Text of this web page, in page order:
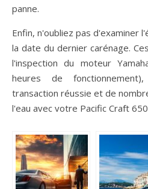
panne.
Enfin, n'oubliez pas d'examiner
la date du dernier carénage.
l'inspection du moteur
heures de
transaction réussie et de
l'eau avec votre Pacific Craft 650